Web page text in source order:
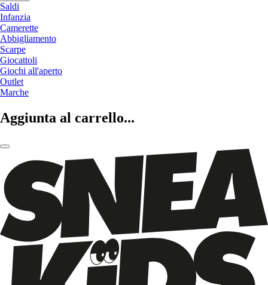
Saldi
Infanzia
Camerette
Abbigliamento
Scarpe
Giocattoli
Giochi all'aperto
Outlet
Marche
Aggiunta al carrello...